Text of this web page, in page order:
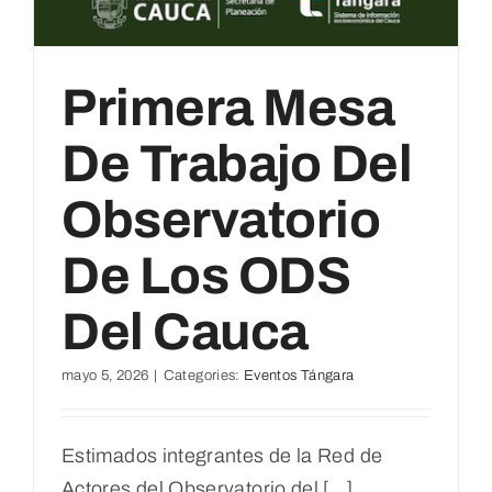
Primera Mesa
De Trabajo Del
Observatorio
De Los ODS
Del Cauca
mayo 5, 2026 Categories: Eventos Tángara
Estimados integrantes de la Red de